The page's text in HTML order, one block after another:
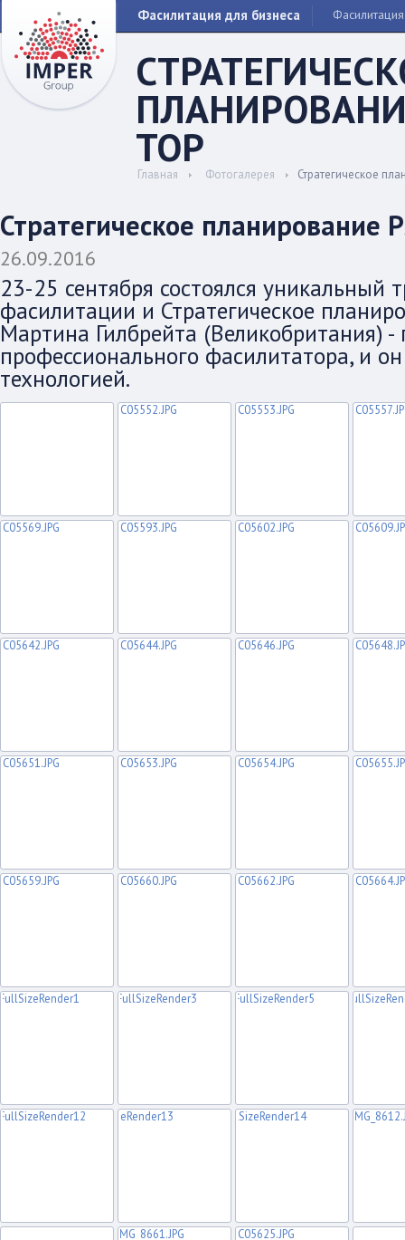
Фасилитация для бизнеса Фасилитация
TOP
Главная Фотогалерея Стратегическое
Стратегическое планирование
26.09.2016
23-25 сентября состоялся уникальный
фасилитации и Стратегическое
Мартина Гилбрейта (Великобритания) -
профессионального фасилитатора, и
технологией.